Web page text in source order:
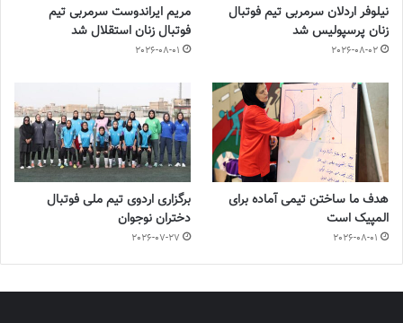
نیلوفر اردلان سرمربی تیم فوتبال
زنان پرسپولیس شد
2026-08-02
مریم ایراندوست سرمربی تیم
فوتبال زنان استقلال شد
2026-08-01
هدف ما ساختن تیمی آماده برای
المپیک است
2026-08-01
برگزاری اردوی تیم ملی فوتبال
دختران نوجوان
2026-07-27